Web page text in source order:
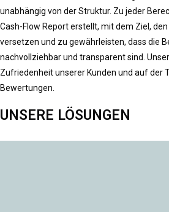
unabhängig von der Struktur. Zu jeder
Cash-Flow Report erstellt, mit dem Ziel,
versetzen und zu gewährleisten, dass die
nachvollziehbar und transparent sind.
Zufriedenheit unserer Kunden und auf der
Bewertungen.
UNSERE LÖSUNGEN